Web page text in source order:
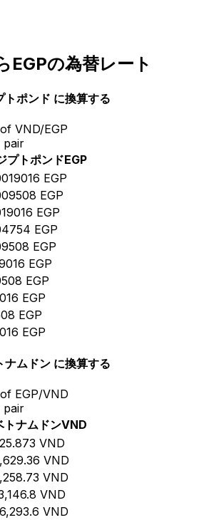
EGPの為替レート
ポンド に換算する
VND/EGP
pair
プトポンドEGP
EGP
EGP
EGP
EGP
EGP
EGP
EGP
EGP
EGP
EGP
ナムドン に換算する
EGP/VND
pair
トナムドンVND
VND
VND
VND
VND
VND